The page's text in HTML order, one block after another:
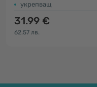
укрепващ
31.99 €
62.57 лв.